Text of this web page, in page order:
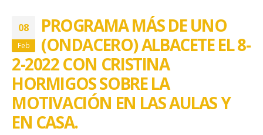
08
Feb
PROGRAMA MÁS DE UNO
(ONDACERO) ALBACETE EL 8-
2-2022 CON CRISTINA
HORMIGOS SOBRE LA
MOTIVACIÓN EN LAS AULAS Y
EN CASA.